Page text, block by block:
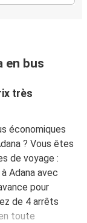
en bus
très
économiques
? Vous êtes
de voyage :
Adana avec
pour
de 4 arrêts
toute